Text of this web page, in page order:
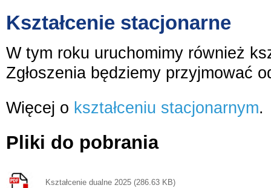
Kształcenie stacjonarne
W tym roku uruchomimy również
Zgłoszenia będziemy przyjmować
Więcej o kształceniu stacjonarnym.
Pliki do pobrania
Kształcenie dualne 2025 (286.63 KB)